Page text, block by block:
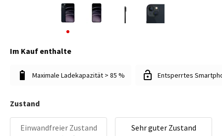
Im Kauf enthalte
Maximale Ladekapazität > 85 % Entsperrtes
Zustand
Einwandfreier Zustand Sehr guter Zustand